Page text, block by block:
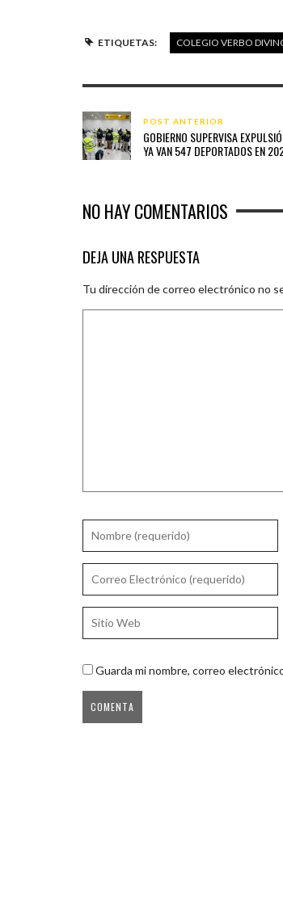
ETIQUETAS: COLEGIO VERBO
POST ANTERIOR
GOBIERNO SUPERVISA
YA VAN 547 DEPORTADOS EN
NO HAY COMENTARIOS
DEJA UNA RESPUESTA
Tu dirección de correo electrónico no
Guarda mi nombre, correo